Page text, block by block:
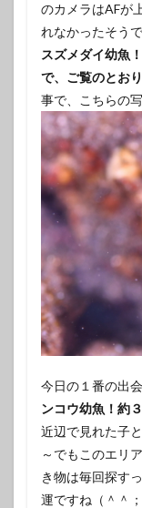
のカメラはAFが
れなかったそう
スズメダイ幼魚
で、ご覧のとお
事で、こちらの
今日の１番の出
ンコウ幼魚！約
近辺で見れた子
～でもこのエリ
き物は毎回探す
運ですね（＾＾；